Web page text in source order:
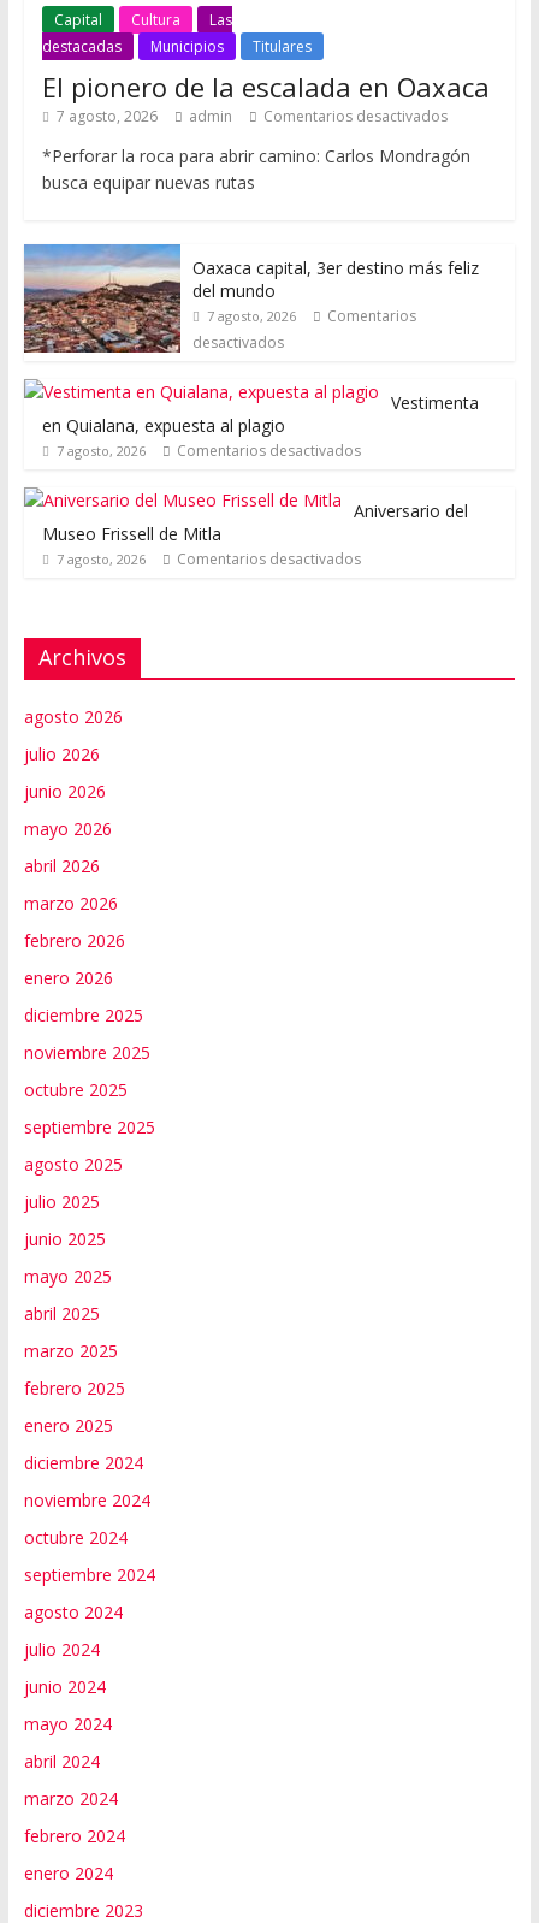
Capital Cultura
Las
destacadas
Municipios Titulares
El pionero de la escalada en Oaxaca
7 agosto, 2026 admin Comentarios desactivados
*Perforar la roca para abrir camino: Carlos Mondragón
busca equipar nuevas rutas
Oaxaca capital, 3er destino más feliz
del mundo
7 agosto, 2026
Comentarios
desactivados
Vestimenta
en Quialana, expuesta al plagio
7 agosto, 2026 Comentarios desactivados
Aniversario del
Museo Frissell de Mitla
7 agosto, 2026 Comentarios desactivados
Archivos
agosto 2026
julio 2026
junio 2026
mayo 2026
abril 2026
marzo 2026
febrero 2026
enero 2026
diciembre 2025
noviembre 2025
octubre 2025
septiembre 2025
agosto 2025
julio 2025
junio 2025
mayo 2025
abril 2025
marzo 2025
febrero 2025
enero 2025
diciembre 2024
noviembre 2024
octubre 2024
septiembre 2024
agosto 2024
julio 2024
junio 2024
mayo 2024
abril 2024
marzo 2024
febrero 2024
enero 2024
diciembre 2023